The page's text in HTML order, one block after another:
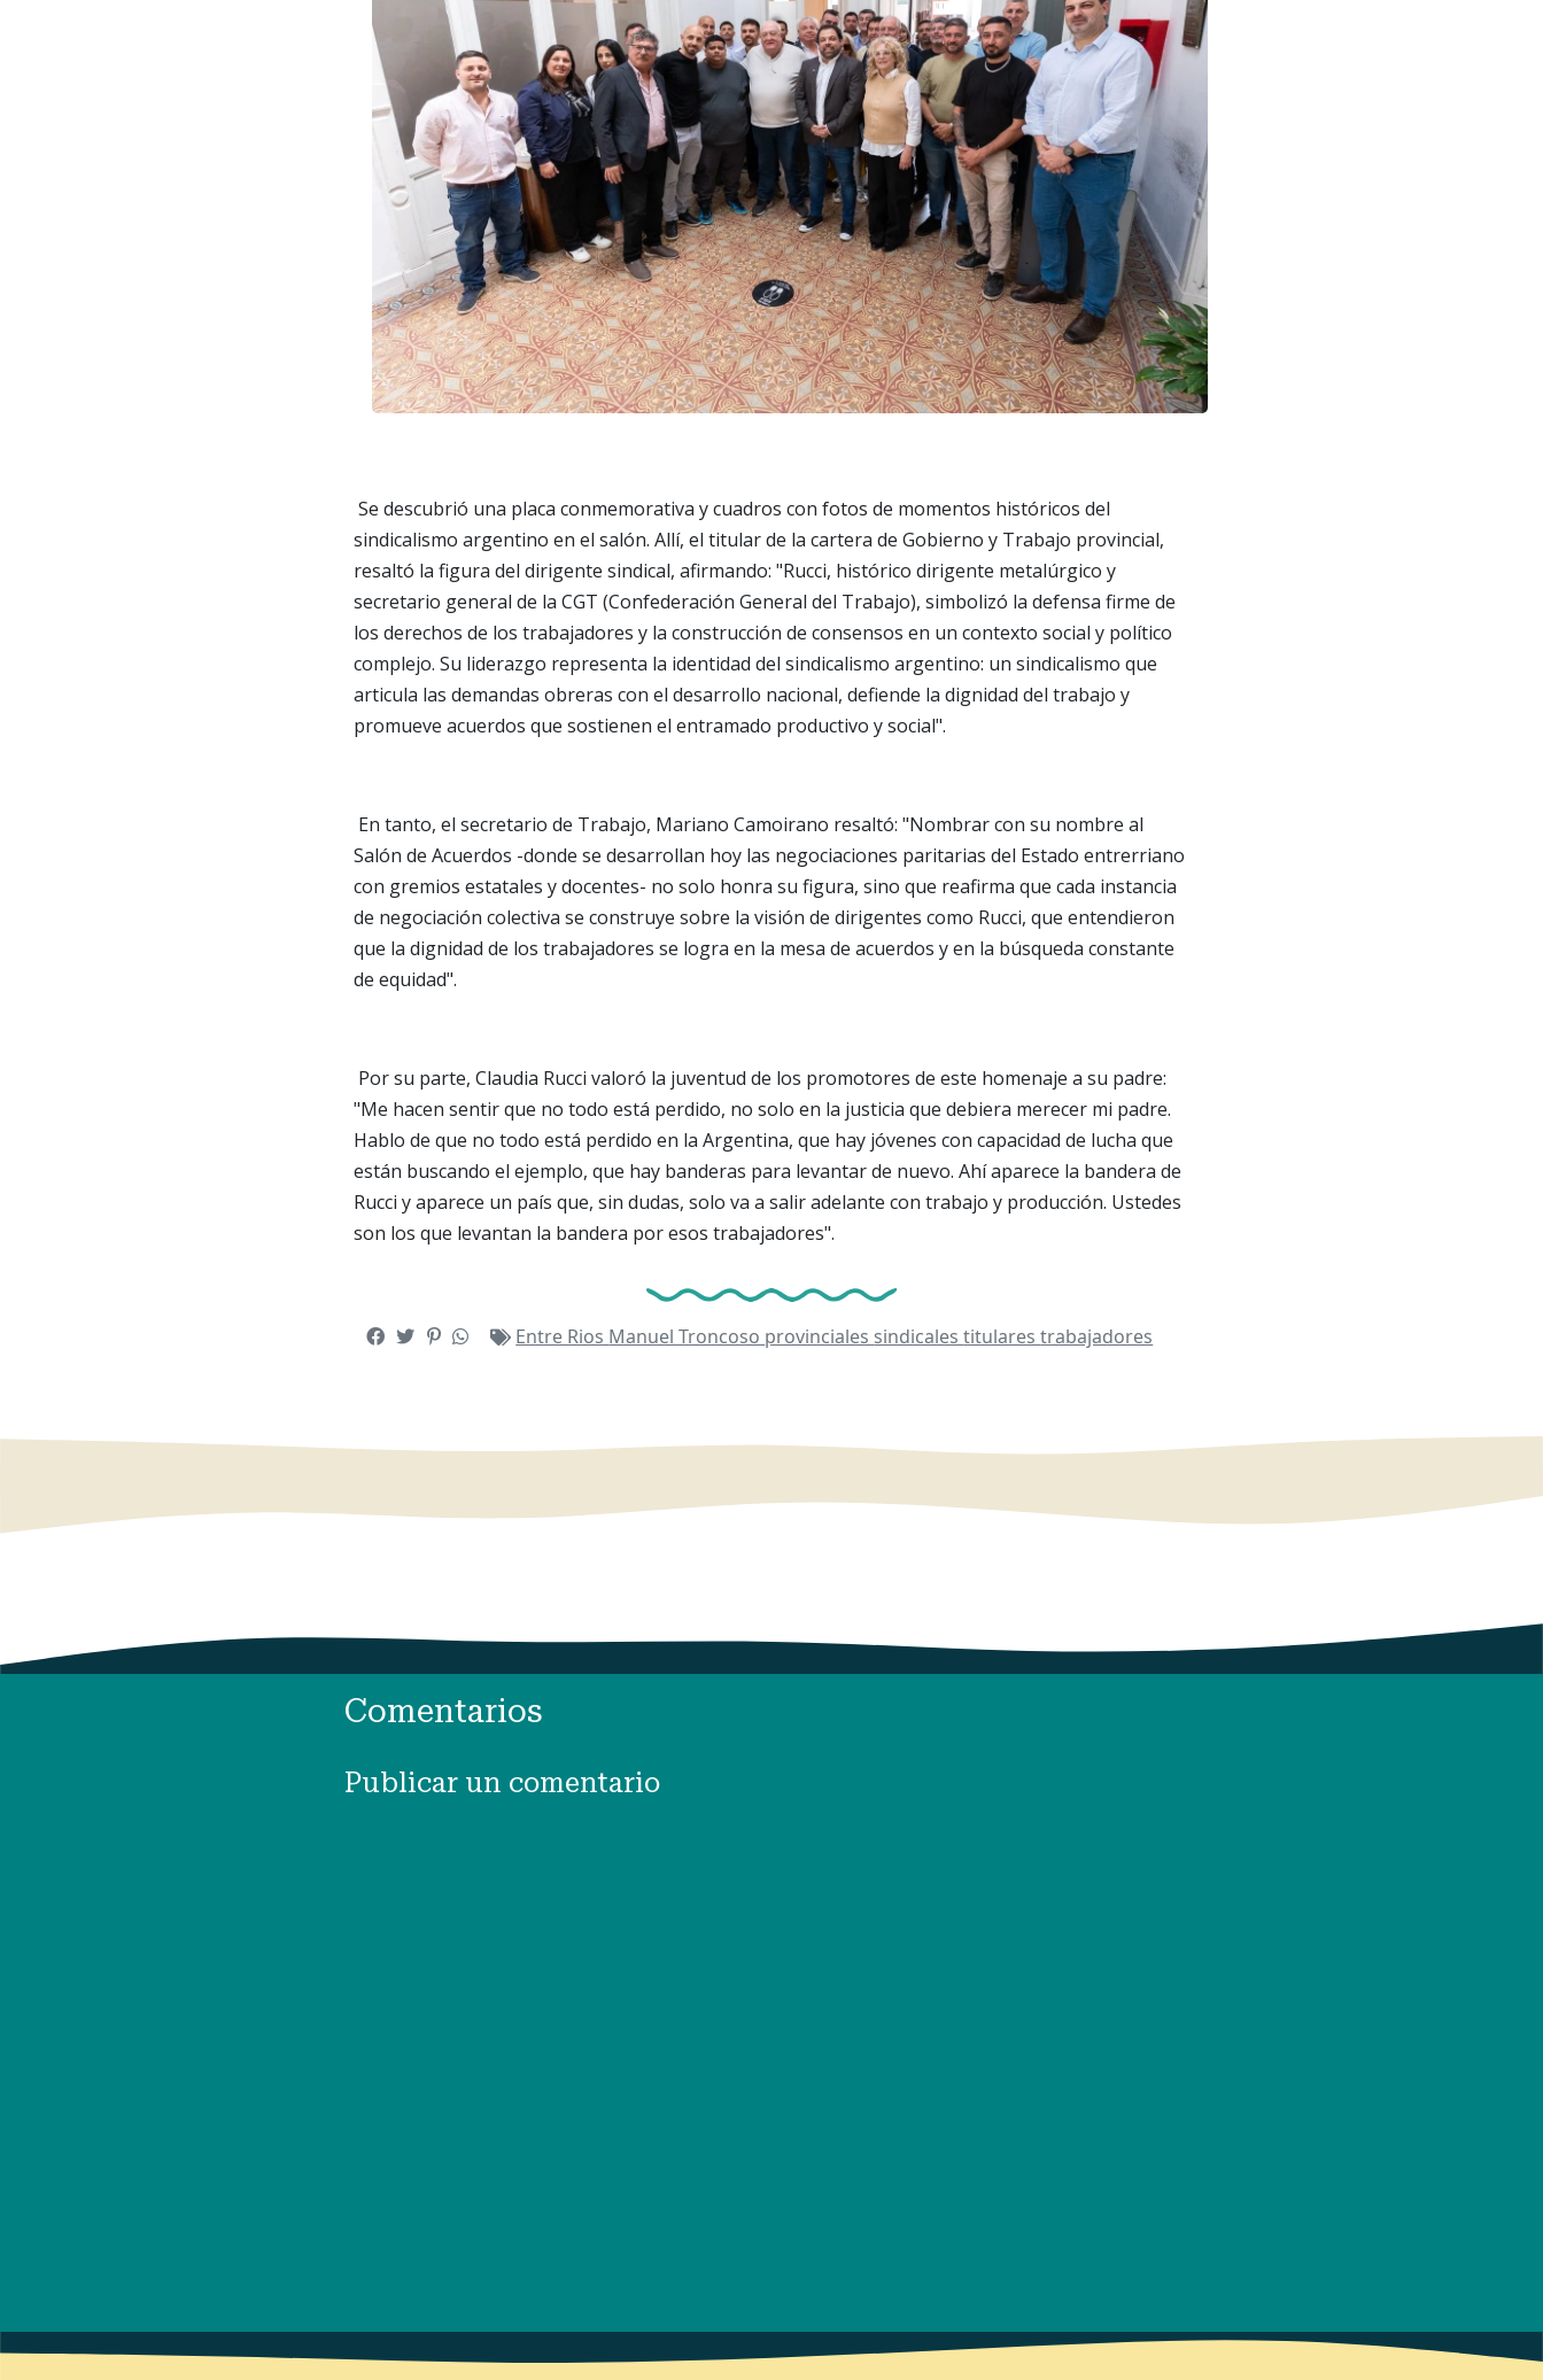
Se descubrió una placa conmemorativa y cuadros con fotos de momentos históricos del
sindicalismo argentino en el salón. Allí, el titular de la cartera de Gobierno y Trabajo provincial,
resaltó la figura del dirigente sindical, afirmando: "Rucci, histórico dirigente metalúrgico y
secretario general de la CGT (Confederación General del Trabajo), simbolizó la defensa firme de
los derechos de los trabajadores y la construcción de consensos en un contexto social y político
complejo. Su liderazgo representa la identidad del sindicalismo argentino: un sindicalismo que
articula las demandas obreras con el desarrollo nacional, defiende la dignidad del trabajo y
promueve acuerdos que sostienen el entramado productivo y social".
En tanto, el secretario de Trabajo, Mariano Camoirano resaltó: "Nombrar con su nombre al
Salón de Acuerdos -donde se desarrollan hoy las negociaciones paritarias del Estado entrerriano
con gremios estatales y docentes- no solo honra su figura, sino que reafirma que cada instancia
de negociación colectiva se construye sobre la visión de dirigentes como Rucci, que entendieron
que la dignidad de los trabajadores se logra en la mesa de acuerdos y en la búsqueda constante
de equidad".
Por su parte, Claudia Rucci valoró la juventud de los promotores de este homenaje a su padre:
"Me hacen sentir que no todo está perdido, no solo en la justicia que debiera merecer mi padre.
Hablo de que no todo está perdido en la Argentina, que hay jóvenes con capacidad de lucha que
están buscando el ejemplo, que hay banderas para levantar de nuevo. Ahí aparece la bandera de
Rucci y aparece un país que, sin dudas, solo va a salir adelante con trabajo y producción. Ustedes
son los que levantan la bandera por esos trabajadores".
Entre Rios Manuel Troncoso provinciales sindicalestitularestrabajadores
Comentarios
Publicar un comentario